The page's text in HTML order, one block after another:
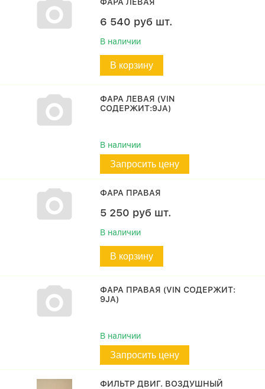
6 540 руб шт.
В наличии
В корзину
ФАРА ЛЕВАЯ (VIN
СОДЕРЖИТ:9JA)
В наличии
Запросить цену
ФАРА ПРАВАЯ
5 250 руб шт.
В наличии
В корзину
ФАРА ПРАВАЯ (VIN СОДЕРЖИТ:
9JA)
В наличии
Запросить цену
ФИЛЬТР ДВИГ. ВОЗДУШНЫЙ